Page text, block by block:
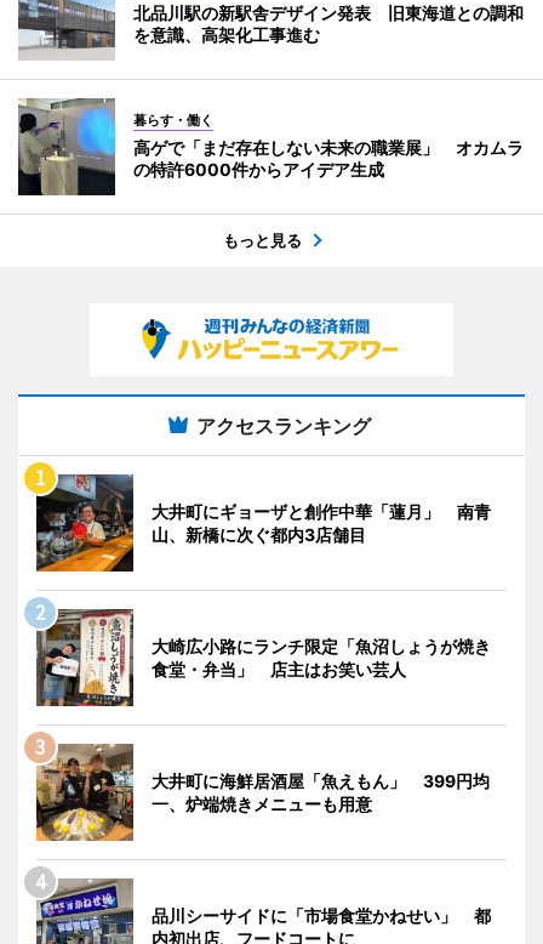
北品川駅の新駅舎デザイン発表 旧東海道との調和
を意識、高架化工事進む
暮らす・働く
高ゲで「まだ存在しない未来の職業展」 オカムラ
の特許6000件からアイデア生成
もっと見る
アクセスランキング
大井町にギョーザと創作中華「蓮月」 南青
山、新橋に次ぐ都内3店舗目
大崎広小路にランチ限定「魚沼しょうが焼き
食堂・弁当」 店主はお笑い芸人
大井町に海鮮居酒屋「魚えもん」 399円均
一、炉端焼きメニューも用意
品川シーサイドに「市場食堂かねせい」 都
内初出店、フードコートに